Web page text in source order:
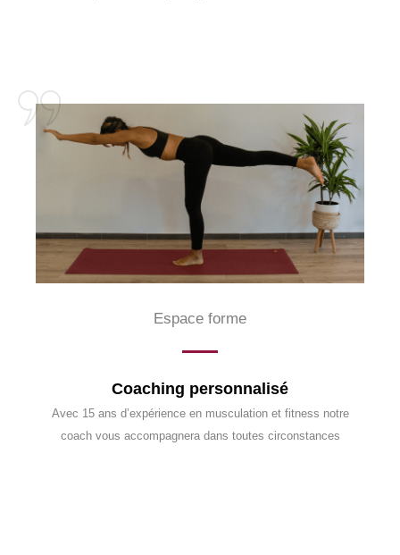
Espace forme
Coaching personnalisé
Avec 15 ans d’expérience en musculation et fitness notre
coach vous accompagnera dans toutes circonstances